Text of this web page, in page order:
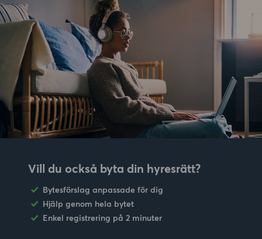
Vill du också byta din hyresrätt?
Bytesförslag anpassade för dig
Hjälp genom hela bytet
Enkel registrering på 2 minuter